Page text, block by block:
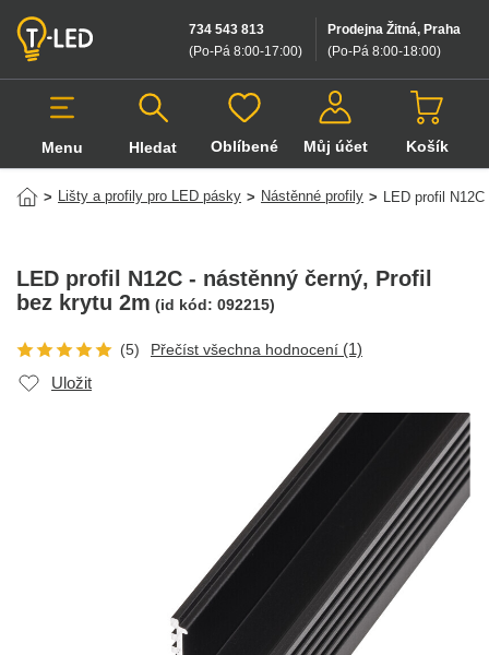
Prodejna Žitná, Praha
(Po-Pá 8:00-18:00)
734 543 813
(Po-Pá 8:00-17:00)
Menu Hledat
Hledat v produktech
Oblíbené Můj účet Košík
> Lišty a profily pro LED pásky > Nástěnné profily > LED profil
LED profil N12C - nástěnný černý, Profil
bez krytu 2m (id kód: 092215)
(5) Přečíst všechna hodnocení (1)
Uložit